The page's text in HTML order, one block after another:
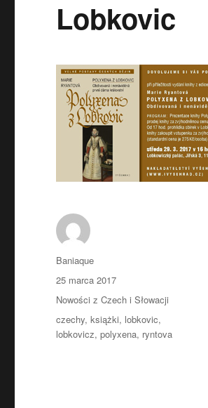
Lobkovic
Autor
Baniaque
Data
publikacji
25 marca 2017
Kategorie
Nowości z Czech i Słowacji
Tagi
czechy,książki, lobkovic,
lobkovicz,polyxena, ryntova